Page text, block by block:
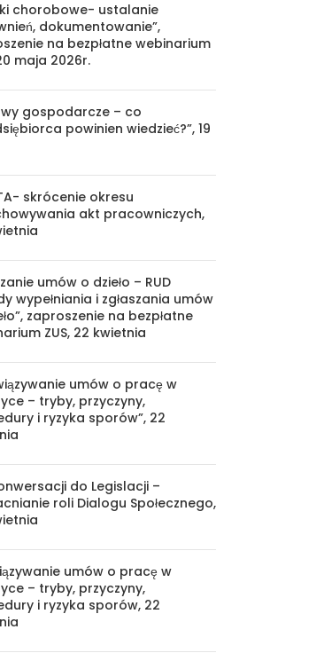
chorobowe- ustalanie
dokumentowanie”,
na bezpłatne webinarium
maja 2026r.
gospodarcze – co
powinien wiedzieć?”, 19
skrócenie okresu
akt pracowniczych,
umów o dzieło – RUD
wypełniania i zgłaszania umów
zaproszenie na bezpłatne
ZUS, 22 kwietnia
umów o pracę w
– tryby, przyczyny,
i ryzyka sporów”, 22
do Legislacji –
roli Dialogu Społecznego,
umów o pracę w
– tryby, przyczyny,
i ryzyka sporów, 22